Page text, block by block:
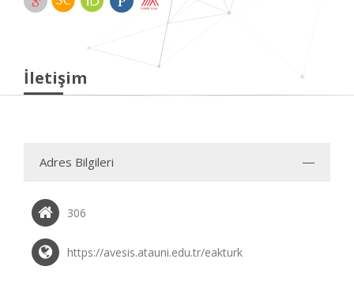
İletişim
Adres Bilgileri
306
https://avesis.atauni.edu.tr/eakturk